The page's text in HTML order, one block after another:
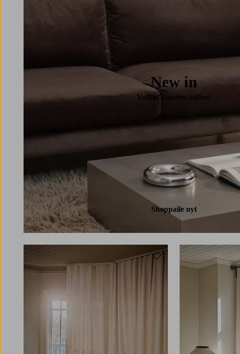
New in
Valitut kauden uutiset
Shoppaile nyt
Lisää suosikkeihin